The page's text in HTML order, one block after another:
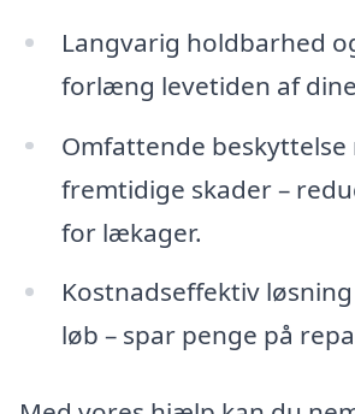
Langvarig holdbarhed
forlæng levetiden af
Omfattende beskyttelse
fremtidige skader –
for lækager.
Kostnadseffektiv
løb – spar penge på